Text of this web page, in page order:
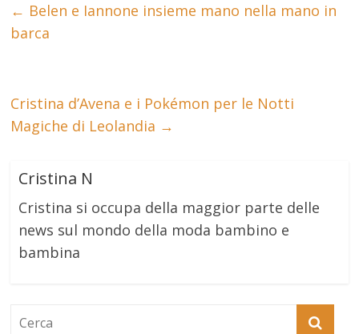
← Belen e Iannone insieme mano nella mano in
barca
Cristina d’Avena e i Pokémon per le Notti
Magiche di Leolandia →
Cristina N
Cristina si occupa della maggior parte delle
news sul mondo della moda bambino e
bambina